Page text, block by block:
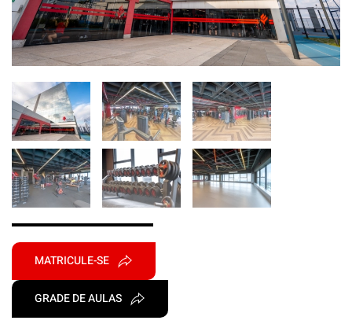
MATRICULE-SE
GRADE DE AULAS